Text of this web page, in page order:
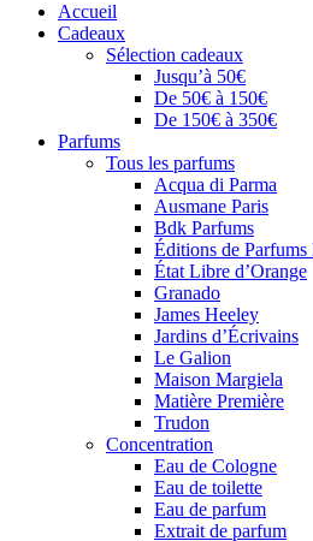
Accueil
Cadeaux
Sélection cadeaux
Jusqu’à 50€
De 50€ à 150€
De 150€ à 350€
Parfums
Tous les parfums
Acqua di Parma
Ausmane Paris
Bdk Parfums
Éditions de
État Libre d’Orange
Granado
James Heeley
Jardins d’Écrivains
Le Galion
Maison Margiela
Matière Première
Trudon
Concentration
Eau de Cologne
Eau de toilette
Eau de parfum
Extrait de parfum